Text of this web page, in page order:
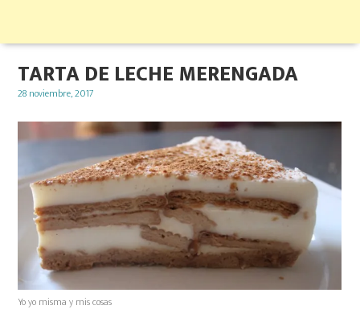
TARTA DE LECHE MERENGADA
Posted
28 noviembre, 2017
Yo yo misma y mis cosas